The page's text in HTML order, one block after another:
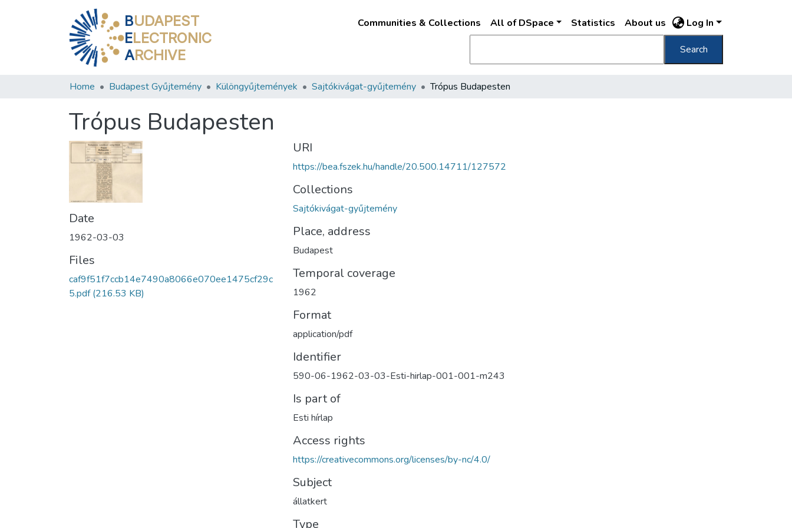
BUDAPEST
ELECTRONIC
ARCHIVE
Communities & Collections All of DSpace Statistics About us Log In
Search
Home Budapest Gyűjtemény Különgyűjtemények Sajtókivágat-gyűjtemény Trópus Budapesten
Trópus Budapesten
Date
1962-03-03
Files
caf9f51f7ccb14e7490a8066e070ee1475cf29c
5.pdf(216.53 KB)
URI
https://bea.fszek.hu/handle/20.500.14711/127572
Collections
Sajtókivágat-gyűjtemény
Place, address
Budapest
Temporal coverage
1962
Format
application/pdf
Identifier
590-06-1962-03-03-Esti-hirlap-001-001-m243
Is part of
Esti hírlap
Access rights
https://creativecommons.org/licenses/by-nc/4.0/
Subject
állatkert
Type